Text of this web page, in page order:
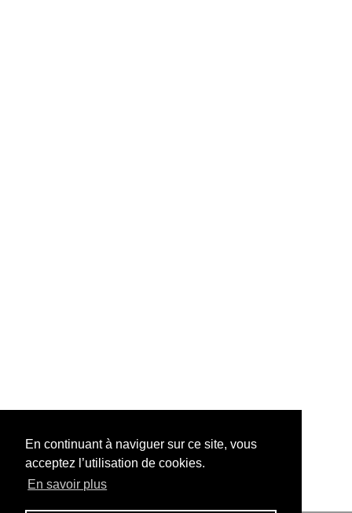
En continuant à naviguer sur ce site, vous
acceptez l’utilisation de cookies.
En savoir plus